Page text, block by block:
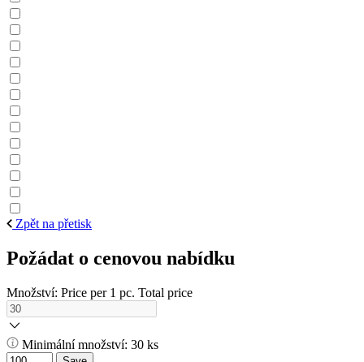
Zpět na přetisk
Požádat o cenovou nabídku
Množství: Price per 1 pc. Total price
Minimální množství: 30 ks